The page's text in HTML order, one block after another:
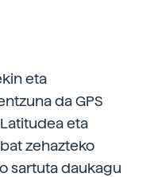
eta
da GPS
eta
zehazteko
sartuta daukagu